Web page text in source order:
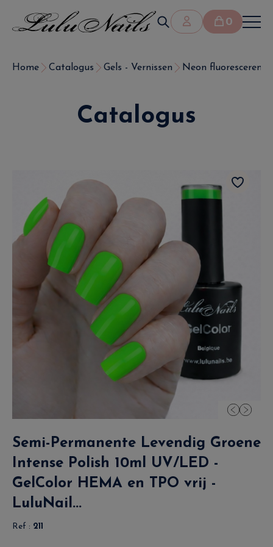
0
Home Catalogus Gels - Vernissen Neon
Catalogus
Semi-Permanente Levendig Groene
Intense Polish 10ml UV/LED -
GelColor HEMA en TPO vrij -
LuluNail...
Ref : 211